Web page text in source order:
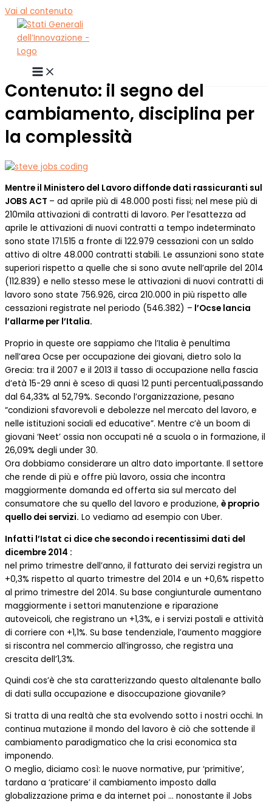
Vai al contenuto
Contenuto: il segno del
cambiamento, disciplina per
la complessità
Mentre il Ministero del Lavoro diffonde dati rassicuranti sul
JOBS ACT – ad aprile più di 48.000 posti fissi; nel mese più di
210mila attivazioni di contratti di lavoro. Per l’esattezza ad
aprile le attivazioni di nuovi contratti a tempo indeterminato
sono state 171.515 a fronte di 122.979 cessazioni con un saldo
attivo di oltre 48.000 contratti stabili. Le assunzioni sono state
superiori rispetto a quelle che si sono avute nell’aprile del 2014
(112.839) e nello stesso mese le attivazioni di nuovi contratti di
lavoro sono state 756.926, circa 210.000 in più rispetto alle
cessazioni registrate nel periodo (546.382) – l’Ocse lancia
l’allarme per l’Italia.
Proprio in queste ore sappiamo che l’Italia è penultima
nell’area Ocse per occupazione dei giovani, dietro solo la
Grecia: tra il 2007 e il 2013 il tasso di occupazione nella fascia
d’età 15-29 anni è sceso di quasi 12 punti percentuali,passando
dal 64,33% al 52,79%. Secondo l’organizzazione, pesano
“condizioni sfavorevoli e debolezze nel mercato del lavoro, e
nelle istituzioni sociali ed educative”. Mentre c’è un boom di
giovani ‘Neet’ ossia non occupati né a scuola o in formazione, il
26,09% degli under 30.
Ora dobbiamo considerare un altro dato importante. Il settore
che rende di più e offre più lavoro, ossia che incontra
maggiormente domanda ed offerta sia sul mercato del
consumatore che su quello del lavoro e produzione, è proprio
quello dei servizi. Lo vediamo ad esempio con Uber.
Infatti l’Istat ci dice che secondo i recentissimi dati del
dicembre 2014 :
nel primo trimestre dell’anno, il fatturato dei servizi registra un
+0,3% rispetto al quarto trimestre del 2014 e un +0,6% rispetto
al primo trimestre del 2014. Su base congiunturale aumentano
maggiormente i settori manutenzione e riparazione
autoveicoli, che registrano un +1,3%, e i servizi postali e attività
di corriere con +1,1%. Su base tendenziale, l’aumento maggiore
si riscontra nel commercio all’ingrosso, che registra una
crescita dell’1,3%.
Quindi cos’è che sta caratterizzando questo altalenante ballo
di dati sulla occupazione e disoccupazione giovanile?
Si tratta di una realtà che sta evolvendo sotto i nostri occhi. In
continua mutazione il mondo del lavoro è ciò che sottende il
cambiamento paradigmatico che la crisi economica sta
imponendo.
O meglio, diciamo così: le nuove normative, pur ‘primitive’,
tardano a ‘praticare’ il cambiamento imposto dalla
globalizzazione prima e da internet poi … nonostante il Jobs